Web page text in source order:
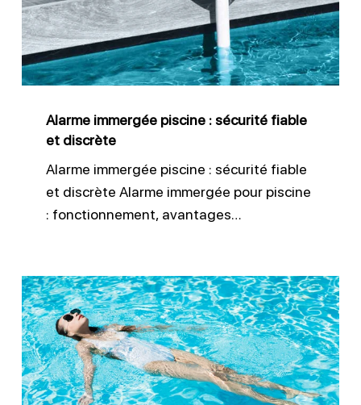
sécurité
fiable
et
Alarme immergée piscine : sécurité fiable
et discrète
Alarme immergée piscine : sécurité fiable
et discrète Alarme immergée pour piscine
: fonctionnement, avantages…
Sécurité
piscine
:
obligations
légales